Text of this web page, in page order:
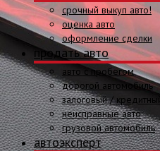
срочный выкуп авто!
оценка авто
оформление сделки
продать авто
авто с пробегом
дорогой автомобиль
залоговый /
неисправные авто
грузовой автомобиль
автоэксперт